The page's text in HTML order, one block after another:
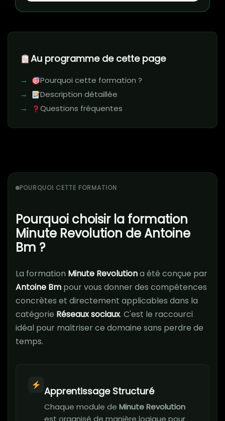
Au programme de cette page
Pourquoi cette formation ?
Description détaillée
Questions fréquentes
POURQUOI CETTE FORMATION
Pourquoi choisir la formation
Minute Revolution de Antoine
Bm ?
La formation Minute Revolutiona été conçue par
Antoine Bm pour vous donner des compétences
concrètes et directement applicables dans la
catégorie Réseaux sociaux. C'est le raccourci
idéal pour maîtriser ce domaine sans perdre de
temps.
Apprentissage Structuré
Chaque module de Minute Revolution